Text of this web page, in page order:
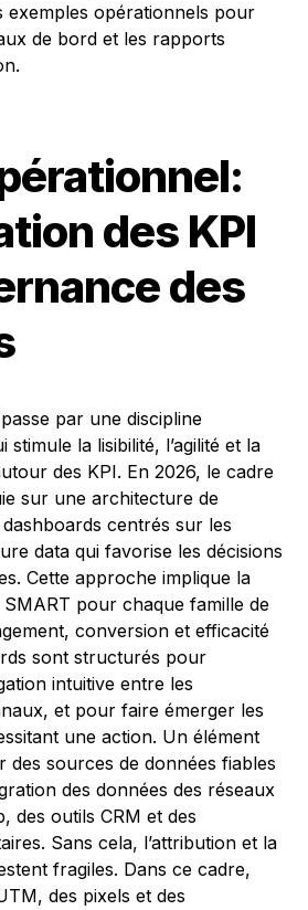
exemples opérationnels pour
de bord et les rapports
des KPI
des
par une discipline
stimule la lisibilité, l’agilité et la
des KPI. En 2026, le cadre
sur une architecture de
centrés sur les
data qui favorise les décisions
Cette approche implique la
SMART pour chaque famille de
conversion et efficacité
sont structurés pour
intuitive entre les
et pour faire émerger les
une action. Un élément
des sources de données fiables
des données des réseaux
des outils CRM et des
Sans cela, l’attribution et la
fragiles. Dans ce cadre,
des pixels et des